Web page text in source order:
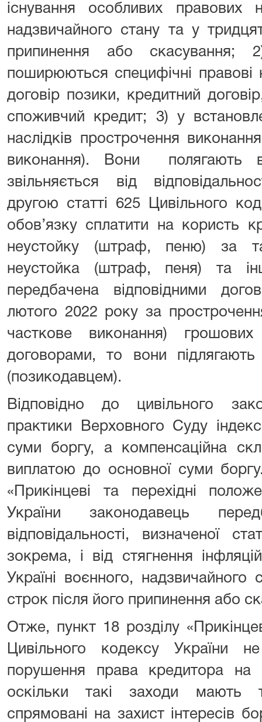
існування особливих правових
надзвичайного стану та у
припинення або
поширюються специфічні
договір позики, кредитний
споживчий кредит; 3) у
наслідків прострочення
виконання). Вони полягають
звільняється від
другою статті 625 Цивільного
обов’язку сплатити на користь
неустойку (штраф, пеню) за
неустойка (штраф, пеня) та
передбачена відповідними
лютого 2022 року за
часткове виконання)
договорами, то вони
(позикодавцем).
Відповідно до цивільного
практики Верховного Суду
суми боргу, а компенсаційна
виплатою до основної суми
«Прикінцеві та перехідні
України законодавець
відповідальності, визначеної
зокрема, і від стягнення
Україні воєнного,
строк після його припинення або
Отже, пункт 18 розділу
Цивільного кодексу України
порушення права кредитора на
оскільки такі заходи мають
спрямовані на захист інтересів